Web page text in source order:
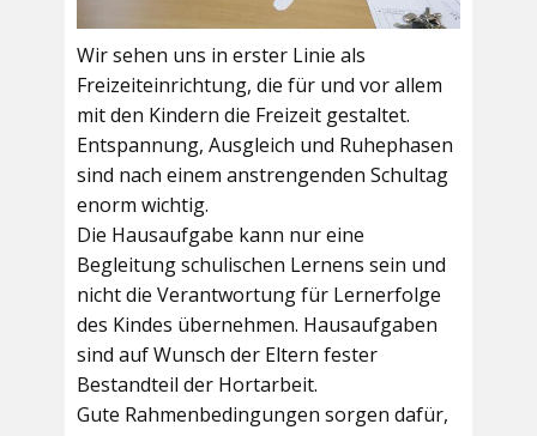
Wir sehen uns in erster Linie als
Freizeiteinrichtung, die für und vor allem
mit den Kindern die Freizeit gestaltet.
Entspannung, Ausgleich und Ruhephasen
sind nach einem anstrengenden Schultag
enorm wichtig.
Die Hausaufgabe kann nur eine
Begleitung schulischen Lernens sein und
nicht die Verantwortung für Lernerfolge
des Kindes übernehmen. Hausaufgaben
sind auf Wunsch der Eltern fester
Bestandteil der Hortarbeit.
Gute Rahmenbedingungen sorgen dafür,